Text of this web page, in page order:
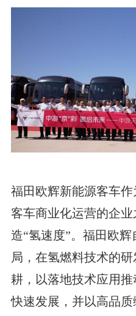
福田欧辉新能源客车
客车商业化运营的企
造“氢速度”。福田欧辉
局，在氢燃料技术的
耕，以落地技术应用
快速发展，并以高品